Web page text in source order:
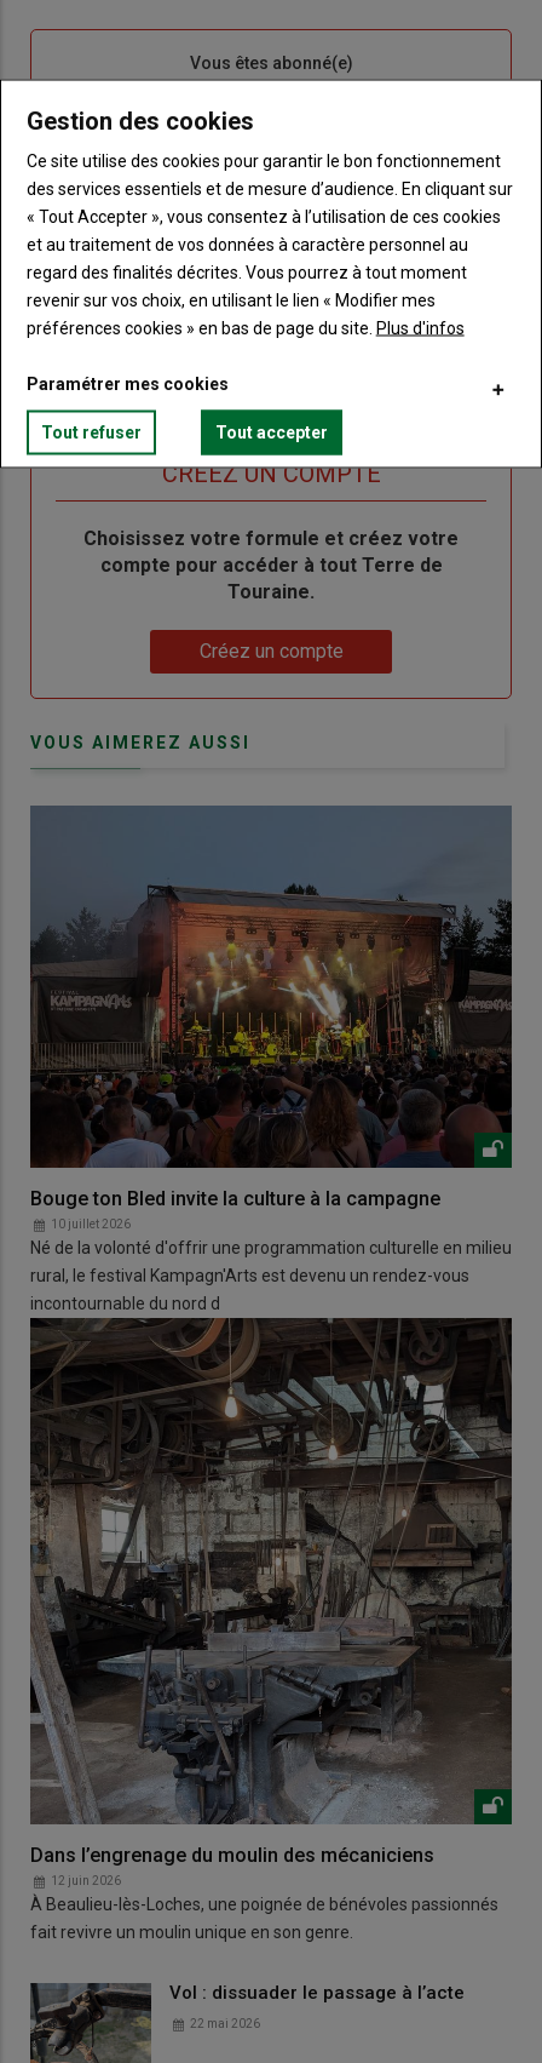
titre
Vous êtes abonné(e)
TITRE IDENTIFIEZ-VOUS
Body
Connectez-vous à votre compte pour profiter
de votre abonnement
Lien
"Créer
un
nouveau
compte"
Créer un nouveau compte
Lien
"Réinitialiser
votre
mot
passe"
Réinitialiser votre mot de passe
Lien
"Je
connecte"
Je me connecte
titre
Vous n'êtes pas abonné(e)
TITRE CRÉEZ UN COMPTE
BodyChoisissez votre formule et créez votre
compte pour accéder à tout Terre de
Touraine.
Créez un compte
VOUS AIMEREZ AUSSI
Bouge ton Bled invite la culture à la campagne
10 juillet 2026
Né de la volonté d'offrir une programmation culturelle en milieu
rural, le festival Kampagn'Arts est devenu un rendez-vous
incontournable du nord d
Dans l’engrenage du moulin des mécaniciens
12 juin 2026
À Beaulieu-lès-Loches, une poignée de bénévoles passionnés
fait revivre un moulin unique en son genre.
Vol : dissuader le passage à l’acte
22 mai 2026
Gestion des cookies
Ce site utilise des cookies pour garantir le bon fonctionnement
des services essentiels et de mesure d’audience. En cliquant sur
« Tout Accepter », vous consentez à l’utilisation de ces cookies
et au traitement de vos données à caractère personnel au
regard des finalités décrites. Vous pourrez à tout moment
revenir sur vos choix, en utilisant le lien « Modifier mes
préférences cookies » en bas de page du site. Plus d'infos
Paramétrer mes cookies
Tout refuser Tout accepter